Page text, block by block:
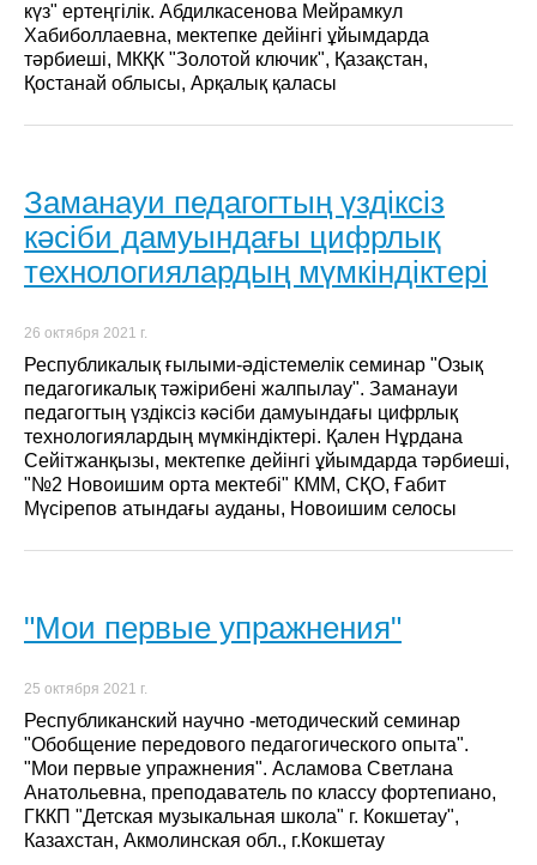
күз" ертеңгілік. Абдилкасенова Мейрамкул
Хабиболлаевна, мектепке дейінгі ұйымдарда
тәрбиеші, МКҚК "Золотой ключик", Қазақстан,
Қостанай облысы, Арқалық қаласы
Заманауи педагогтың үздіксіз
кәсіби дамуындағы цифрлық
технологиялардың мүмкіндіктері
26 октября 2021 г.
Республикалық ғылыми-әдістемелік семинар "Озық
педагогикалық тәжірибені жалпылау". Заманауи
педагогтың үздіксіз кәсіби дамуындағы цифрлық
технологиялардың мүмкіндіктері. Қален Нұрдана
Сейітжанқызы, мектепке дейінгі ұйымдарда тәрбиеші,
"№2 Новоишим орта мектебі" КММ, СҚО, Ғабит
Мүсірепов атындағы ауданы, Новоишим селосы
"Мои первые упражнения"
25 октября 2021 г.
Республиканский научно -методический семинар
"Обобщение передового педагогического опыта".
"Мои первые упражнения". Асламова Светлана
Анатольевна, преподаватель по классу фортепиано,
ГККП "Детская музыкальная школа" г. Кокшетау",
Казахстан, Акмолинская обл., г.Кокшетау